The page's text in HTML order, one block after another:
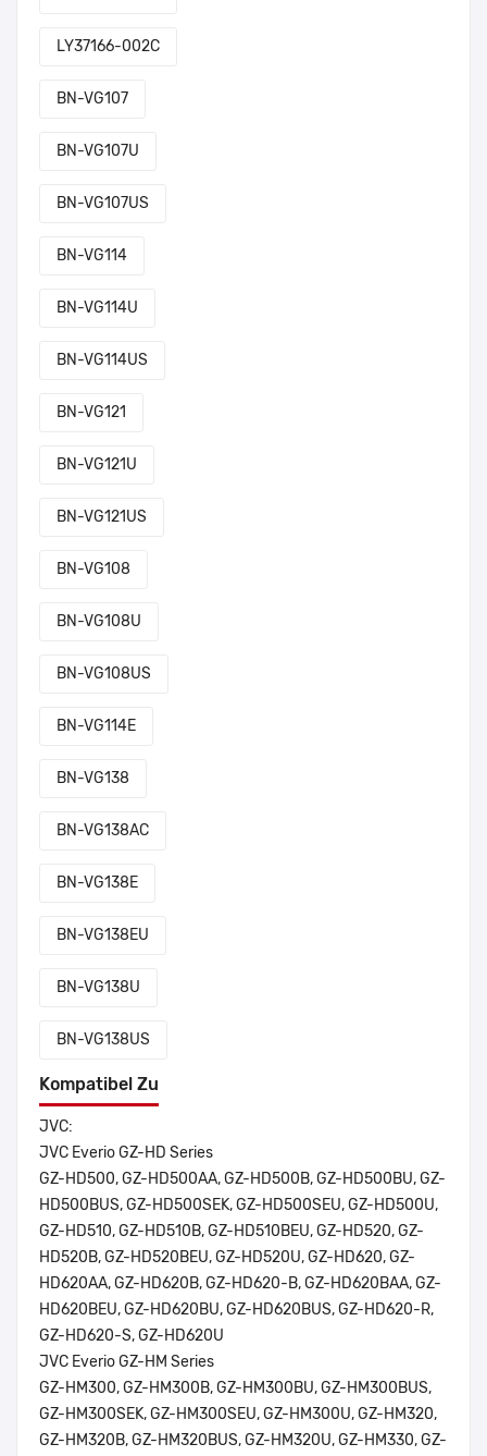
LY37166-002C
BN-VG107
BN-VG107U
BN-VG107US
BN-VG114
BN-VG114U
BN-VG114US
BN-VG121
BN-VG121U
BN-VG121US
BN-VG108
BN-VG108U
BN-VG108US
BN-VG114E
BN-VG138
BN-VG138AC
BN-VG138E
BN-VG138EU
BN-VG138U
BN-VG138US
Kompatibel Zu
JVC:
JVC Everio GZ-HD Series
GZ-HD500, GZ-HD500AA, GZ-HD500B, GZ-HD500BU, GZ-
HD500BUS, GZ-HD500SEK, GZ-HD500SEU, GZ-HD500U,
GZ-HD510, GZ-HD510B, GZ-HD510BEU, GZ-HD520, GZ-
HD520B, GZ-HD520BEU, GZ-HD520U, GZ-HD620, GZ-
HD620AA, GZ-HD620B, GZ-HD620-B, GZ-HD620BAA, GZ-
HD620BEU, GZ-HD620BU, GZ-HD620BUS, GZ-HD620-R,
GZ-HD620-S, GZ-HD620U
JVC Everio GZ-HM Series
GZ-HM300, GZ-HM300B, GZ-HM300BU, GZ-HM300BUS,
GZ-HM300SEK, GZ-HM300SEU, GZ-HM300U, GZ-HM320,
GZ-HM320B, GZ-HM320BUS, GZ-HM320U, GZ-HM330, GZ-